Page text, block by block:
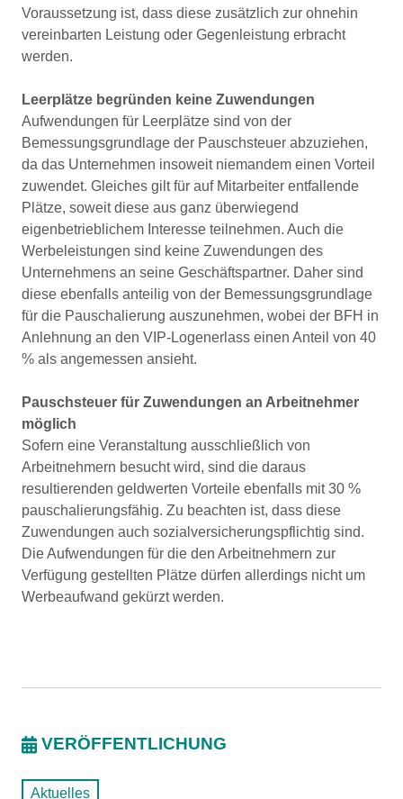
Voraussetzung ist, dass diese zusätzlich zur ohnehin
vereinbarten Leistung oder Gegenleistung erbracht
werden.
Leerplätze begründen keine Zuwendungen
Aufwendungen für Leerplätze sind von der
Bemessungsgrundlage der Pauschsteuer abzuziehen,
da das Unternehmen insoweit niemandem einen Vorteil
zuwendet. Gleiches gilt für auf Mitarbeiter entfallende
Plätze, soweit diese aus ganz überwiegend
eigenbetrieblichem Interesse teilnehmen. Auch die
Werbeleistungen sind keine Zuwendungen des
Unternehmens an seine Geschäftspartner. Daher sind
diese ebenfalls anteilig von der Bemessungsgrundlage
für die Pauschalierung auszunehmen, wobei der BFH in
Anlehnung an den VIP-Logenerlass einen Anteil von 40
% als angemessen ansieht.
Pauschsteuer für Zuwendungen an Arbeitnehmer
möglich
Sofern eine Veranstaltung ausschließlich von
Arbeitnehmern besucht wird, sind die daraus
resultierenden geldwerten Vorteile ebenfalls mit 30 %
pauschalierungsfähig. Zu beachten ist, dass diese
Zuwendungen auch sozialversicherungspflichtig sind.
Die Aufwendungen für die den Arbeitnehmern zur
Verfügung gestellten Plätze dürfen allerdings nicht um
Werbeaufwand gekürzt werden.
VERÖFFENTLICHUNG
Aktuelles